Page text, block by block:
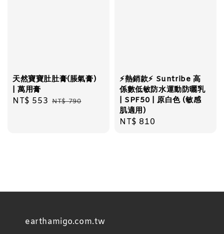
天然寶寶肚肚膏(脹氣膏)
| 萬用膏
Sale
NT$ 553 Regular
NT$ 790
⚡️熱銷款⚡️ Suntribe 高
係數低敏防水運動防曬乳
| SPF50 | 原白色 (敏感
肌適用)
Regular
NT$ 810
earthamigo.com.tw